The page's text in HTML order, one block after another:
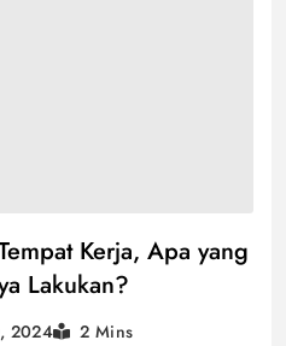
Kerja, Apa yang
Lakukan?
2024 2 Mins